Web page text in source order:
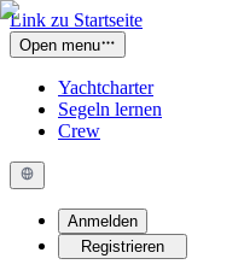
Link zu Startseite
Open menu
Yachtcharter
Segeln lernen
Crew
Anmelden
Registrieren